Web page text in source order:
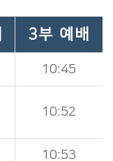
3부 예배
10:45
10:52
10:53